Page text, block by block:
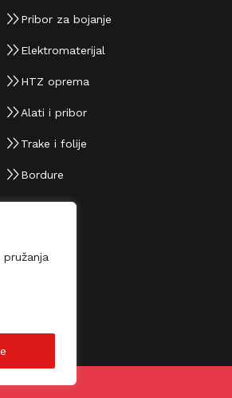
Pribor za bojanje
Elektromaterijal
HTZ oprema
Alati i pribor
Trake i folije
Bordure